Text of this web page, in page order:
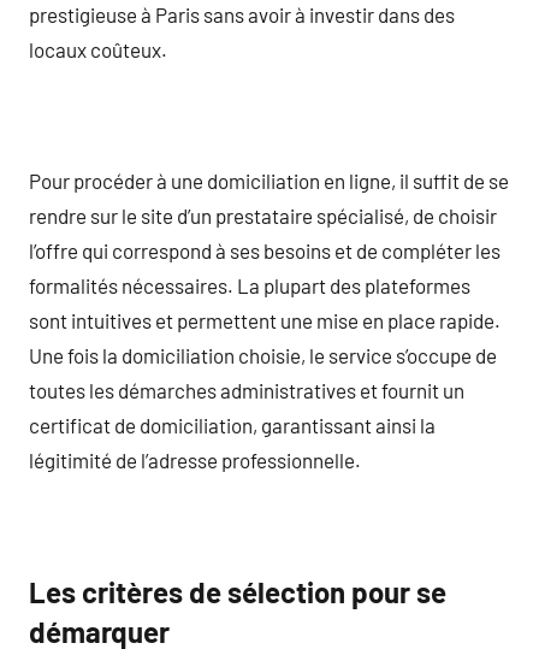
prestigieuse à Paris sans avoir à investir dans des
locaux coûteux.
Pour procéder à une domiciliation en ligne, il suffit de se
rendre sur le site d’un prestataire spécialisé, de choisir
l’offre qui correspond à ses besoins et de compléter les
formalités nécessaires. La plupart des plateformes
sont intuitives et permettent une mise en place rapide.
Une fois la domiciliation choisie, le service s’occupe de
toutes les démarches administratives et fournit un
certificat de domiciliation, garantissant ainsi la
légitimité de l’adresse professionnelle.
Les critères de sélection pour se
démarquer